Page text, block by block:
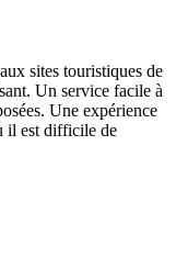
sites touristiques de
Un service facile à
Une expérience
il est difficile de